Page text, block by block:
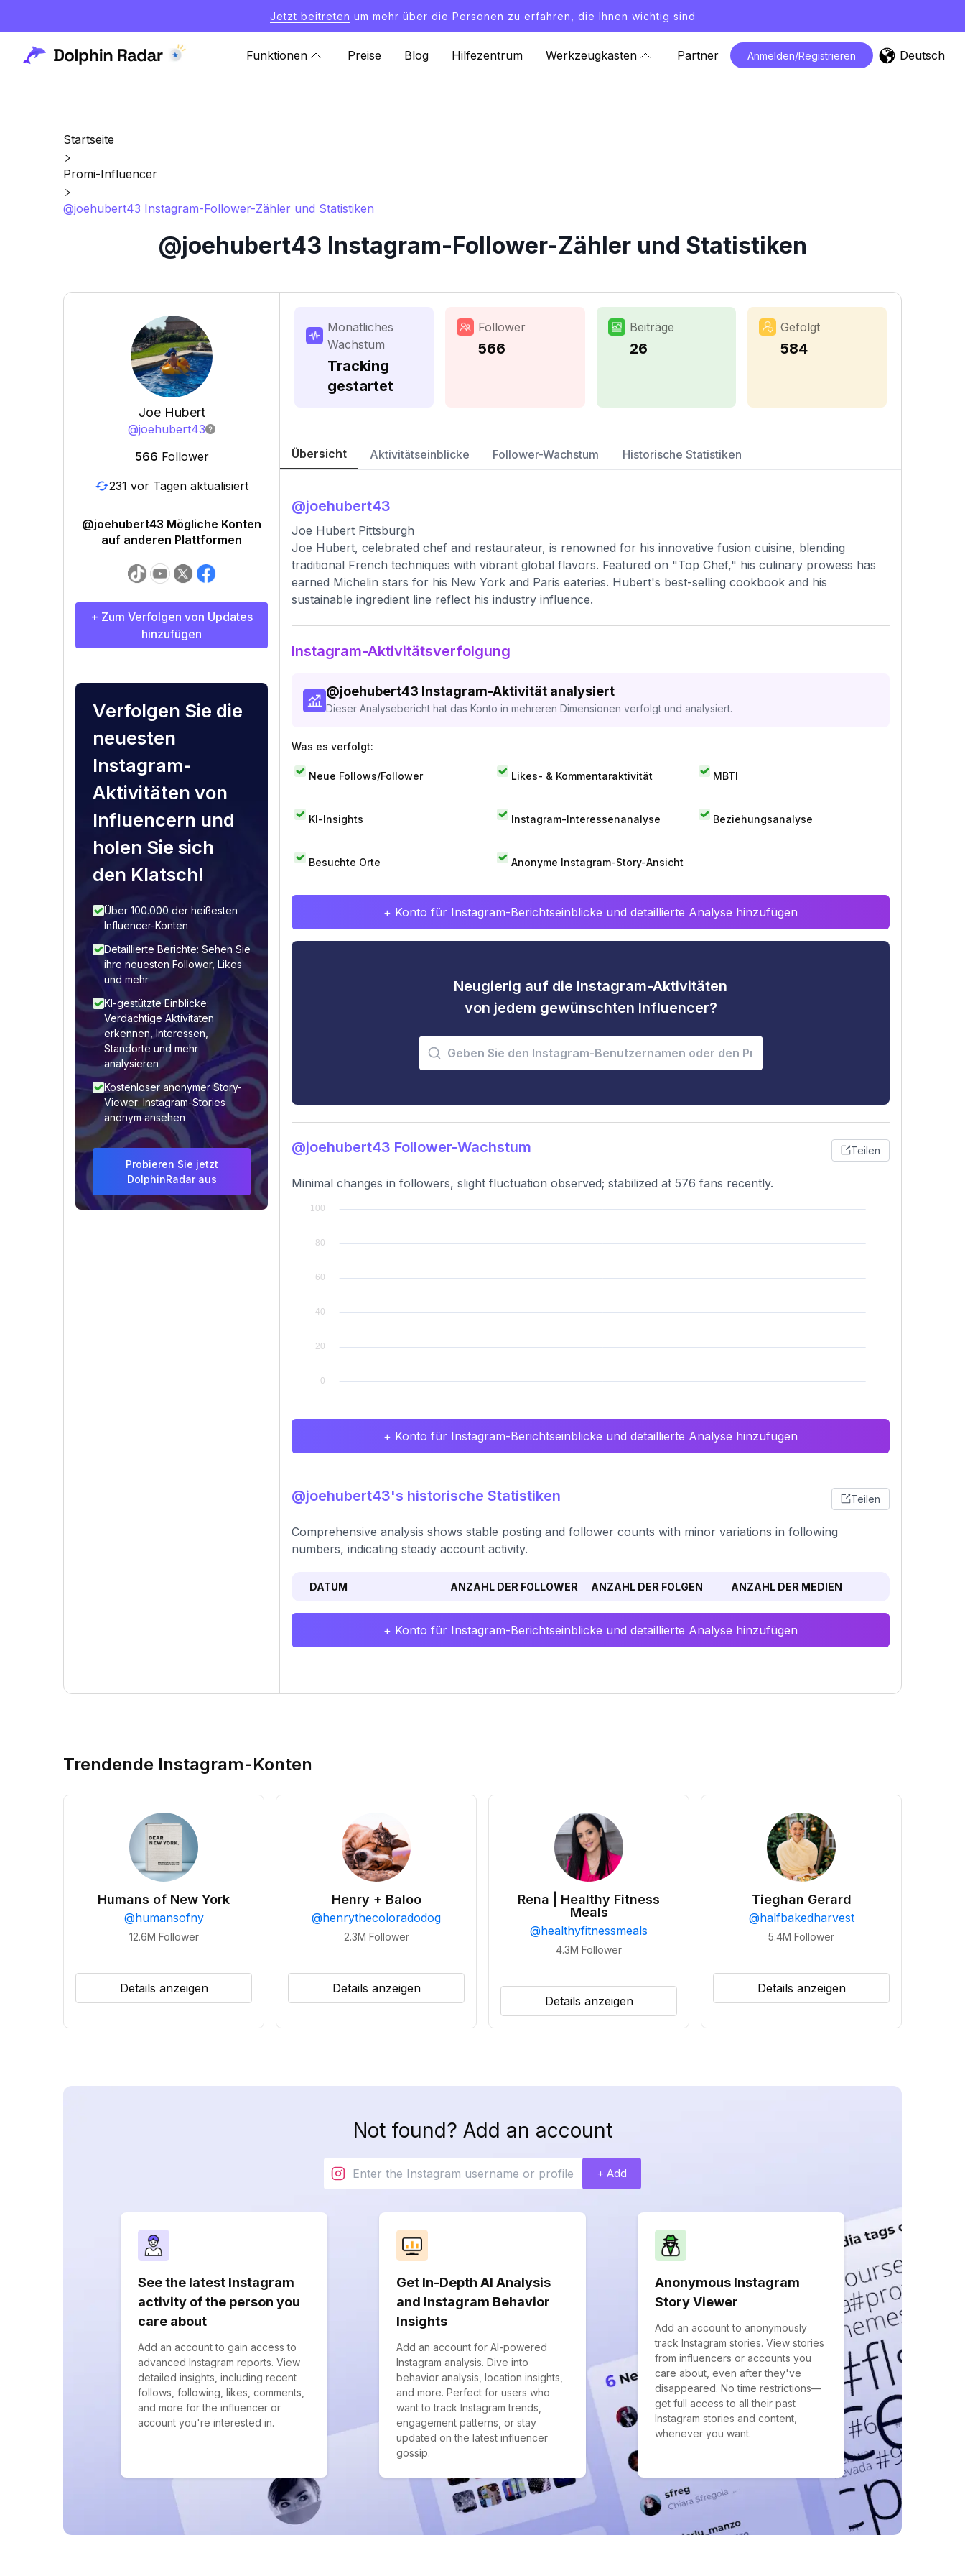
Jetzt beitreten um mehr über die Personen zu erfahren, die Ihnen wichtig sind
Funktionen Preise Blog Hilfezentrum Werkzeugkasten Partner Anmelden/Registrieren Deutsch
Startseite
Promi-Influencer
@joehubert43 Instagram-Follower-Zähler und Statistiken
@joehubert43 Instagram-Follower-Zähler und Statistiken
Joe Hubert
@joehubert43
566 Follower
231 vor Tagen aktualisiert
@joehubert43 Mögliche Konten
auf anderen Plattformen
+ Zum Verfolgen von Updates
hinzufügen
Verfolgen Sie die
neuesten
Instagram-
Aktivitäten von
Influencern und
holen Sie sich
den Klatsch!
Über 100.000 der heißesten
Influencer-Konten
Detaillierte Berichte: Sehen Sie
ihre neuesten Follower, Likes
und mehr
KI-gestützte Einblicke:
Verdächtige Aktivitäten
erkennen, Interessen,
Standorte und mehr
analysieren
Kostenloser anonymer Story-
Viewer: Instagram-Stories
anonym ansehen
Probieren Sie jetzt
DolphinRadar aus
Monatliches
Wachstum
Tracking
gestartet
Follower
566
Beiträge
26
Gefolgt
584
Übersicht Aktivitätseinblicke Follower-Wachstum Historische Statistiken
@joehubert43
Joe Hubert Pittsburgh
Joe Hubert, celebrated chef and restaurateur, is renowned for his innovative fusion cuisine, blending
traditional French techniques with vibrant global flavors. Featured on "Top Chef," his culinary prowess has
earned Michelin stars for his New York and Paris eateries. Hubert's best-selling cookbook and his
sustainable ingredient line reflect his industry influence.
Instagram-Aktivitätsverfolgung
@joehubert43 Instagram-Aktivität analysiert
Dieser Analysebericht hat das Konto in mehreren Dimensionen verfolgt und analysiert.
Was es verfolgt:
Neue Follows/Follower Likes- & Kommentaraktivität MBTI
KI-Insights Instagram-Interessenanalyse Beziehungsanalyse
Besuchte Orte Anonyme Instagram-Story-Ansicht
+ Konto für Instagram-Berichtseinblicke und detaillierte Analyse hinzufügen
Neugierig auf die Instagram-Aktivitäten
von jedem gewünschten Influencer?
@joehubert43 Follower-Wachstum Teilen
Minimal changes in followers, slight fluctuation observed; stabilized at 576 fans recently.
+ Konto für Instagram-Berichtseinblicke und detaillierte Analyse hinzufügen
@joehubert43's historische Statistiken Teilen
Comprehensive analysis shows stable posting and follower counts with minor variations in following
numbers, indicating steady account activity.
DATUM ANZAHL DER FOLLOWER ANZAHL DER FOLGEN ANZAHL DER MEDIEN
+ Konto für Instagram-Berichtseinblicke und detaillierte Analyse hinzufügen
Trendende Instagram-Konten
Humans of New York
@humansofny
12.6M Follower
Details anzeigen
Henry + Baloo
@henrythecoloradodog
2.3M Follower
Details anzeigen
Rena | Healthy Fitness
Meals
@healthyfitnessmeals
4.3M Follower
Details anzeigen
Tieghan Gerard
@halfbakedharvest
5.4M Follower
Details anzeigen
Not found? Add an account
+ Add
See the latest Instagram
activity of the person you
care about
Add an account to gain access to
advanced Instagram reports. View
detailed insights, including recent
follows, following, likes, comments,
and more for the influencer or
account you're interested in.
Get In-Depth AI Analysis
and Instagram Behavior
Insights
Add an account for AI-powered
Instagram analysis. Dive into
behavior analysis, location insights,
and more. Perfect for users who
want to track Instagram trends,
engagement patterns, or stay
updated on the latest influencer
gossip.
Anonymous Instagram
Story Viewer
Add an account to anonymously
track Instagram stories. View stories
from influencers or accounts you
care about, even after they've
disappeared. No time restrictions—
get full access to all their past
Instagram stories and content,
whenever you want.